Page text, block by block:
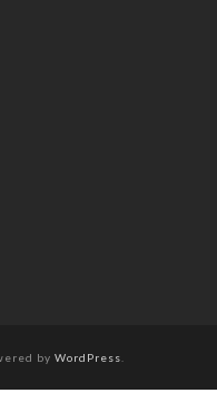
by WordPress